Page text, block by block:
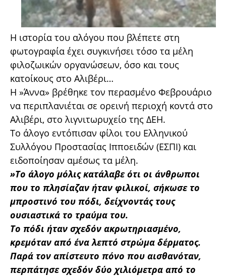
Η ιστορία του αλόγου που βλέπετε στη
φωτογραφία έχει συγκινήσει τόσο τα μέλη
φιλοζωικών οργανώσεων, όσο και τους
κατοίκους στο Αλιβέρι…
Η »Άννα» βρέθηκε τον περασμένο Φεβρουάριο
να περιπλανιέται σε ορεινή περιοχή κοντά στο
Αλιβέρι, στο λιγνιτωρυχείο της ΔΕΗ.
Το άλογο εντόπισαν φίλοι του Ελληνικού
Συλλόγου Προστασίας Ιπποειδών (ΕΣΠΙ) και
ειδοποίησαν αμέσως τα μέλη.
»Το άλογο μόλις κατάλαβε ότι οι άνθρωποι
που το πλησίαζαν ήταν φιλικοί, σήκωσε το
μπροστινό του πόδι, δείχνοντάς τους
ουσιαστικά το τραύμα του.
Το πόδι ήταν σχεδόν ακρωτηριασμένο,
κρεμόταν από ένα λεπτό στρώμα δέρματος.
Παρά τον απίστευτο πόνο που αισθανόταν,
περπάτησε σχεδόν δύο χιλιόμετρα από το